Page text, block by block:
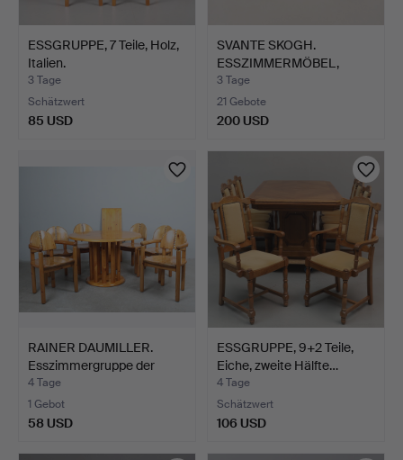
ESSGRUPPE, 7 Teile, Holz,
Italien.
3 Tage
Schätzwert
85 USD
SVANTE SKOGH.
ESSZIMMERMÖBEL,
"VINDÖ", NUS…
3 Tage
21 Gebote
200 USD
RAINER DAUMILLER.
Esszimmergruppe der
1970…
4 Tage
1 Gebot
58 USD
ESSGRUPPE, 9+2 Teile,
Eiche, zweite Hälfte…
4 Tage
Schätzwert
106 USD